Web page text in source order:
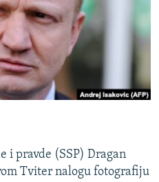
i pravde (SSP) Dragan
Tviter nalogu fotografiju